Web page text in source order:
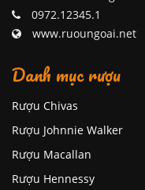
0972.12345.1
www.ruoungoai.net
Danh mục rượu
Rượu Chivas
Rượu Johnnie Walker
Rượu Macallan
Rượu Hennessy